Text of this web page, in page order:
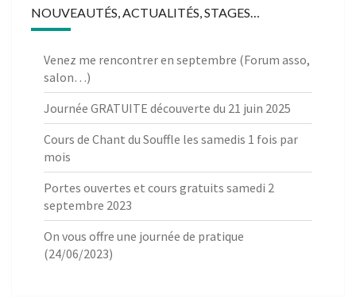
NOUVEAUTÉS, ACTUALITÉS, STAGES…
Venez me rencontrer en septembre (Forum asso,
salon…)
Journée GRATUITE découverte du 21 juin 2025
Cours de Chant du Souffle les samedis 1 fois par
mois
Portes ouvertes et cours gratuits samedi 2
septembre 2023
On vous offre une journée de pratique
(24/06/2023)